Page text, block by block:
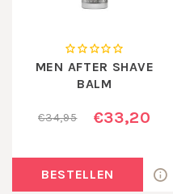
MEN AFTER SHAVE
BALM
€34,95 €33,20
BESTELLEN